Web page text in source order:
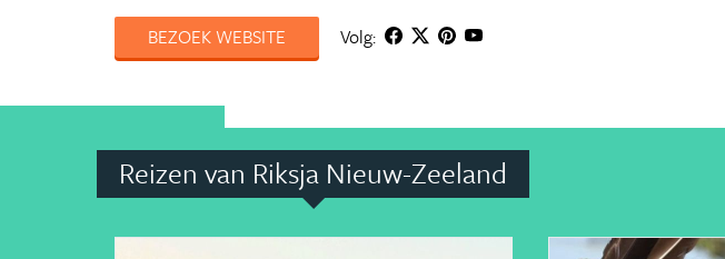
BEZOEK WEBSITE
Volg:
Reizen van Riksja Nieuw-Zeeland